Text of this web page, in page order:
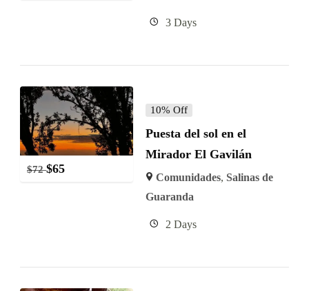
3 Days
$72 $65
10% Off
Puesta del sol en el
Mirador El Gavilán
Comunidades, Salinas de
Guaranda
2 Days